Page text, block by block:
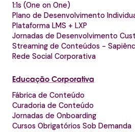
1:1s (One on One)
Plano de Desenvolvimento
Plataforma LMS + LXP
Jornadas de Desenvolvimento
Streaming de Conteúdos -
Rede Social Corporativa
Educação Corporativa
Fábrica de Conteúdo
Curadoria de Conteúdo
Jornadas de Onboarding
Cursos Obrigatórios Sob Demanda